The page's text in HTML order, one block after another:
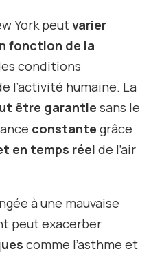
York peutvarier
fonction de la
conditions
l’activité humaine. La
être garantiesans le
constante grâce
en temps réelde l’air
à une mauvaise
peut exacerber
comme l’asthme et